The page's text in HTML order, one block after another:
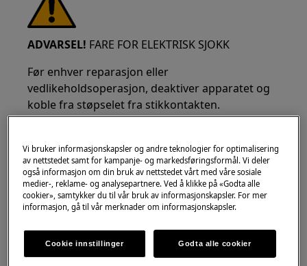
ADVARSEL! FARE FOR ELEKTRISK SJOKK
Før enhver reparasjon eller
vedlikeholdsoperasjon, deaktiver apparatet og
koble fra støpselet fra stikkontakten.
Vi bruker informasjonskapsler og andre teknologier for optimalisering
av nettstedet samt for kampanje- og markedsføringsformål. Vi deler
også informasjon om din bruk av nettstedet vårt med våre sosiale
medier-, reklame- og analysepartnere. Ved å klikke på «Godta alle
cookier», samtykker du til vår bruk av informasjonskapsler. For mer
informasjon, gå til vår merknader om informasjonskapsler.
Cookie innstillinger Godta alle cookier